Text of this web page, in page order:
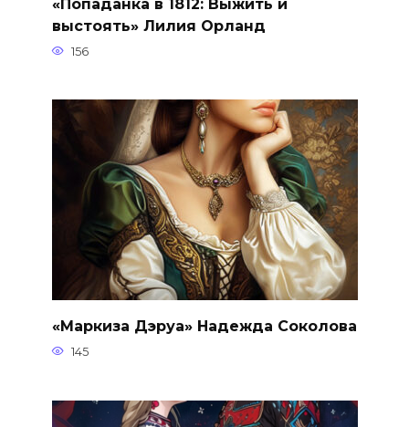
выстоять» Лилия Орланд
156
«Маркиза Дэруа» Надежда Соколова
145